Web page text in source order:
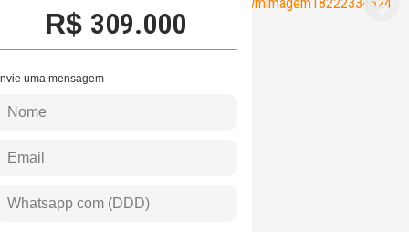
R$ 309.000
uma mensagem